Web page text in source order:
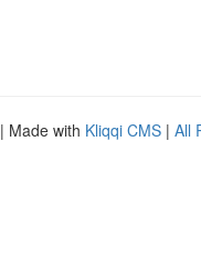
| Made with Kliqqi CMS | All